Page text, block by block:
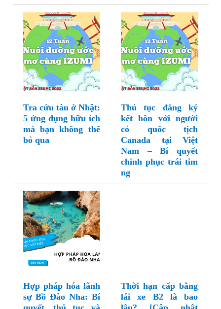
Tra cứu tàu ở Nhật:
5 ứng dụng hữu ích
mà bạn không thể
bỏ qua
Thủ tục đăng ký
kết hôn với người
có quốc tịch
Canada tại Việt
Nam – Bí quyết
chinh phục trái tim
ng
Hợp pháp hóa lãnh
sự Bồ Đào Nha: Bí
Thời hạn cấp bằng
lái xe B2 là bao